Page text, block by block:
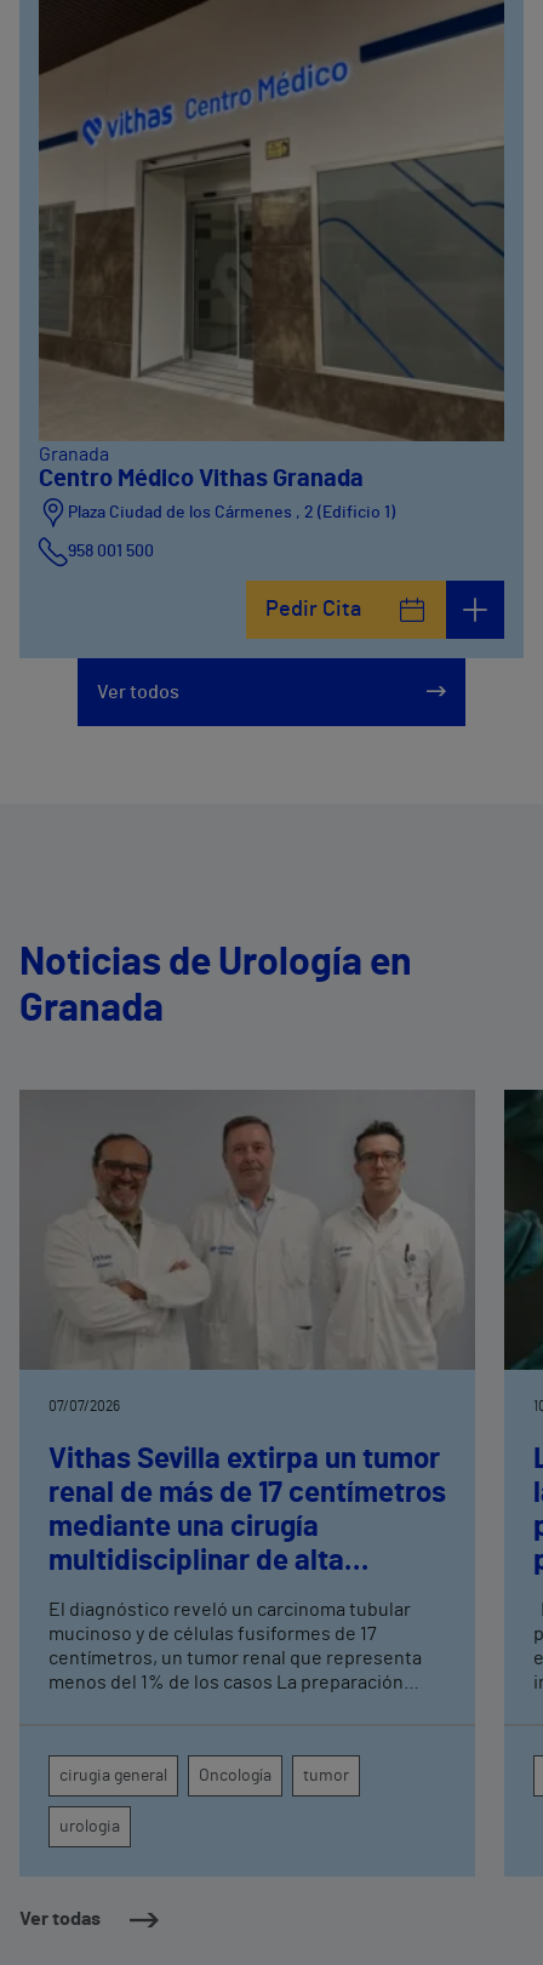
Granada
Centro Médico Vithas Granada
Plaza Ciudad de los Cármenes , 2 (Edificio 1)
958 001 500
Pedir Cita
Ver todos
Noticias de Urología en
Granada
Ver todas
07/07/2026
Vithas Sevilla extirpa un tumor
renal de más de 17 centímetros
mediante una cirugía
multidisciplinar de alta
complejidad
El diagnóstico reveló un carcinoma tubular
mucinoso y de células fusiformes de 17
centímetros, un tumor renal que representa
menos del 1% de los casos La preparación
Banco de Sangre y Farmacia
cirugia general Oncología tumor
urologia